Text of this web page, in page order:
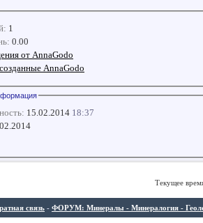
1
0.00
от AnnaGodo
AnnaGodo
15.02.2014 18:37
Текущее
связь - ФОРУМ: Минералы - Минералогия -